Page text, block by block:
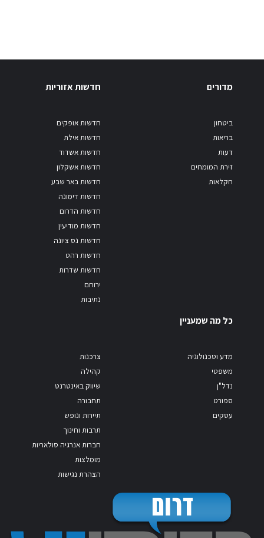
מדורים
ביטחון
בריאות
דעות
זירת המומחים
חקלאות
חדשות אזוריות
חדשות אופקים
חדשות אילת
חדשות אשדוד
חדשות אשקלון
חדשות באר שבע
חדשות דימונה
חדשות הדרום
חדשות מודיעין
חדשות נס ציונה
חדשות רהט
חדשות שדרות
ירוחם
נתיבות
כל מה שמעניין
מדע וטכנולוגיה
משפטי
נדל"ן
ספורט
עסקים
צרכנות
קהילה
שיווק באינטרנט
תחבורה
תיירות ונופש
תרבות וחינוך
חברות אנרגיה סולאריות
מומלצות
הצהרת נגישות